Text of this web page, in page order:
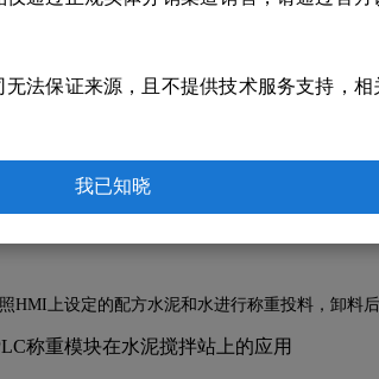
作者：海为技术支持部
全自动,下料、卸料和搅拌，设备的自动化有
上设定的配方水泥和水进行称重投料，卸料后
法保证来源，且不提供技术服务支持，相
我已知晓